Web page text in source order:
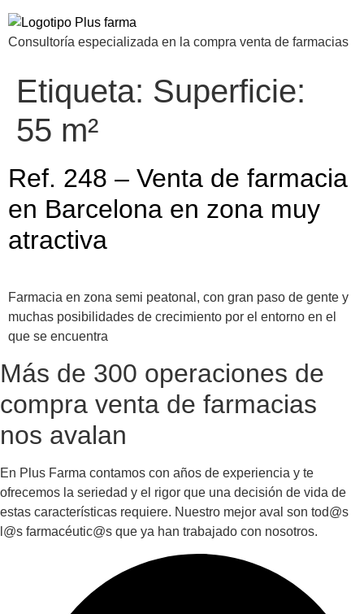
Consultoría especializada en la compra venta de farmacias
Etiqueta: Superficie:
55 m²
Ref. 248 – Venta de farmacia
en Barcelona en zona muy
atractiva
Farmacia en zona semi peatonal, con gran paso de gente y
muchas posibilidades de crecimiento por el entorno en el
que se encuentra
Más de 300 operaciones de
compra venta de farmacias
nos avalan
En Plus Farma contamos con años de experiencia y te
ofrecemos la seriedad y el rigor que una decisión de vida de
estas características requiere. Nuestro mejor aval son tod@s
l@s farmacéutic@s que ya han trabajado con nosotros.